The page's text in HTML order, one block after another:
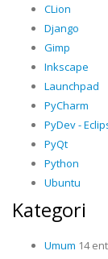
CLion
Django
Gimp
Inkscape
Launchpad
PyCharm
PyDev -
PyQt
Python
Ubuntu
Kategori
Umum 14